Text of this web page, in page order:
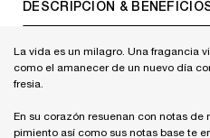
DESCRIPCIÓN &
La vida es un milagro. Una fragancia
como el amanecer de un nuevo día
fresia.
En su corazón resuenan con notas
pimiento así como sus notas base te